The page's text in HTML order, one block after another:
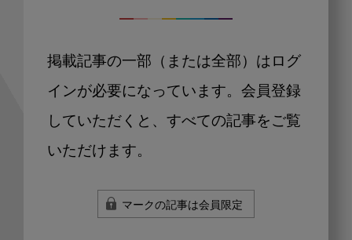
掲載記事の一部（または全部）はログ
インが必要になっています。会員登録
していただくと、すべての記事をご覧
いただけます。
マークの記事は会員限定